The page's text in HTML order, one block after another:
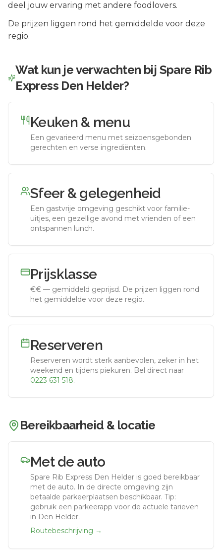
deel jouw ervaring met andere foodlovers.
De prijzen liggen rond het gemiddelde voor deze
regio.
Wat kun je verwachten bij Spare Rib
Express Den Helder?
Keuken & menu
Een gevarieerd menu met seizoensgebonden
gerechten en verse ingrediënten.
Sfeer & gelegenheid
Een gastvrije omgeving geschikt voor familie-
uitjes, een gezellige avond met vrienden of een
ontspannen lunch.
Prijsklasse
€€ — gemiddeld geprijsd. De prijzen liggen rond
het gemiddelde voor deze regio.
Reserveren
Reserveren wordt sterk aanbevolen, zeker in het
weekend en tijdens piekuren. Bel direct naar
0223 631 518.
Bereikbaarheid & locatie
Met de auto
Spare Rib Express Den Helder is goed bereikbaar
met de auto. In de directe omgeving zijn
betaalde parkeerplaatsen beschikbaar. Tip:
gebruik een parkeerapp voor de actuele tarieven
in Den Helder.
Routebeschrijving →